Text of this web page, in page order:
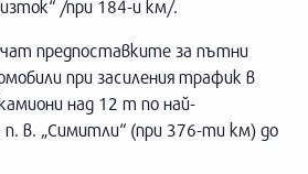
/при 184-и км/.
предпоставките за пътни
при засиления трафик в
над 12 т по най-
в. „Симитли“ (при 376-ти км) до